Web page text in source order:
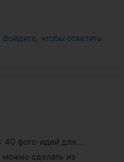
Войдите, чтобы ответить
: 40 фото-идей для…
можно сделать из